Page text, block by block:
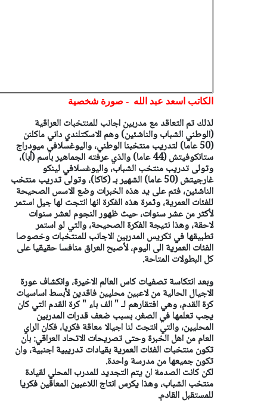
الكاتب اسعد عبد الله - صورة شخصية
لذلك تم التعاقد مع مدربين اجانب للمنتخبات العراقية
(الوطني الشباب والناشئين) وهم الاسكتلندي داني ماكلنن
(50 عاما) لتدريب منتخبنا الوطني، واليوغسلافي ميودراج
ستانكوفيتش (44 عاما) والذي عرفته الجماهير باسم (أبا)،
وتولى ‏تدريب منتخب الشباب، واليوغسلافي لينكو
غارجيتش (50 عاما) الشهير بـ (كاكا)، وتولى تدريب منتخب
الناشئين، فتم على يد هذه الخبرات وضع الاسس الصحيحة
للفئات العمرية، وثمرة هذه الفكرة انها انتجت لها جيل استمر
لأكثر من عشر سنوات، حيث ظهور النجوم لعشر سنوات
لاحقة، وهذا نتيجة الفكرة الصحيحة، والتي لو استمر
تطبيقها في تكريس المدربين الاجانب للمنتخبات وخصوصا
الفئات العمرية الى اليوم، لأصبح العراق منافسا حقيقيا على
كل البطولات المتاحة.
وبعد انتكاسة تصفيات كاس العالم الاخيرة، وانكشاف عورة
الاجيال الحالية من لاعبين محليين فاقدين لأبسط اساسيات
كرة القدم، وهي افتقارهم لـ " الف باء " كرة القدم التي كان
يجب تعلمها في الصغر، بسبب ضعف قدرات المدربين
المحليين، والتي انتجت لنا اجيالا معاقة فكريا، فكان الراي
العام من اهل الخبرة وحتى تصريحات الاتحاد العراقي: بان
تكون منتخبات الفئات العمرية بقيادات تدريبية اجنبية، وان
تكون جميعها من مدرسة واحدة.
لكن كانت الصدمة ان يتم التجديد للمدرب المحلي لقيادة
منتخب الشباب، وهذا يكرس انتاج اللاعبين المعاقين فكريا
للمستقبل القادم.